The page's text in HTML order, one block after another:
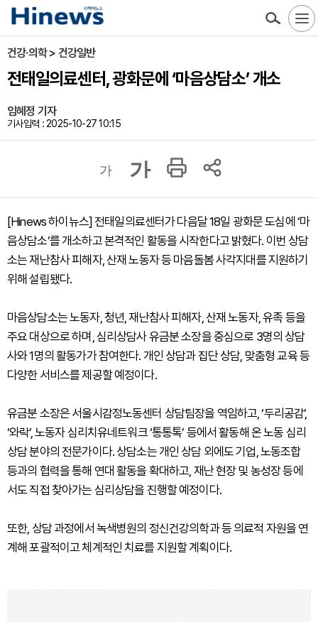
건강·의학 > 건강일반
전태일의료센터, 광화문에 ‘마음상담소’ 개소
임혜정 기자
기사입력 : 2025-10-27 10:15
가 가
[Hinews 하이뉴스] 전태일의료센터가 다음달 18일 광화문 도심에 ‘마
음상담소’를 개소하고 본격적인 활동을 시작한다고 밝혔다. 이번 상담
소는 재난참사 피해자, 산재 노동자 등 마음돌봄 사각지대를 지원하기
위해 설립됐다.
마음상담소는 노동자, 청년, 재난참사 피해자, 산재 노동자, 유족 등을
주요 대상으로 하며, 심리상담사 유금분 소장을 중심으로 3명의 상담
사와 1명의 활동가가 참여한다. 개인 상담과 집단 상담, 맞춤형 교육 등
다양한 서비스를 제공할 예정이다.
유금분 소장은 서울시감정노동센터 상담팀장을 역임하고, ‘두리공감’,
‘와락’, 노동자 심리치유네트워크 ‘통통톡’ 등에서 활동해 온 노동 심리
상담 분야의 전문가이다. 상담소는 개인 상담 외에도 기업, 노동조합
등과의 협력을 통해 연대 활동을 확대하고, 재난 현장 및 농성장 등에
서도 직접 찾아가는 심리상담을 진행할 예정이다.
또한, 상담 과정에서 녹색병원의 정신건강의학과 등 의료적 자원을 연
계해 포괄적이고 체계적인 치료를 지원할 계획이다.